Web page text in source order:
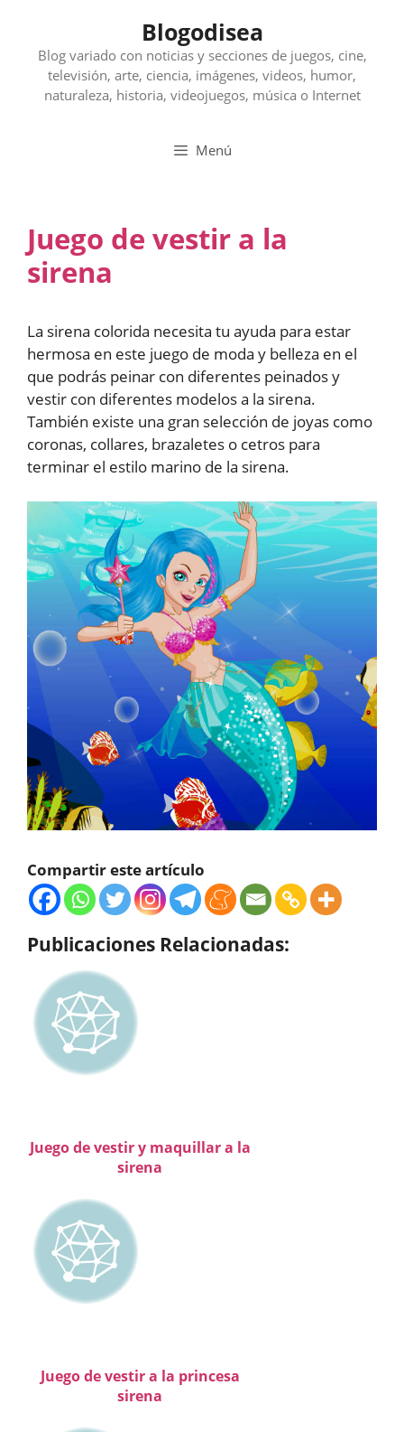
contenido
Blogodisea
Blog variado con noticias y secciones de juegos, cine,
televisión, arte, ciencia, imágenes, videos, humor,
naturaleza, historia, videojuegos, música o Internet
Menú
Juego de vestir a la
sirena
La sirena colorida necesita tu ayuda para estar
hermosa en este juego de moda y belleza en el
que podrás peinar con diferentes peinados y
vestir con diferentes modelos a la sirena.
También existe una gran selección de joyas como
coronas, collares, brazaletes o cetros para
terminar el estilo marino de la sirena.
Compartir este artículo
Publicaciones Relacionadas:
Juego de vestir y maquillar a la
sirena
Juego de vestir a la princesa
sirena